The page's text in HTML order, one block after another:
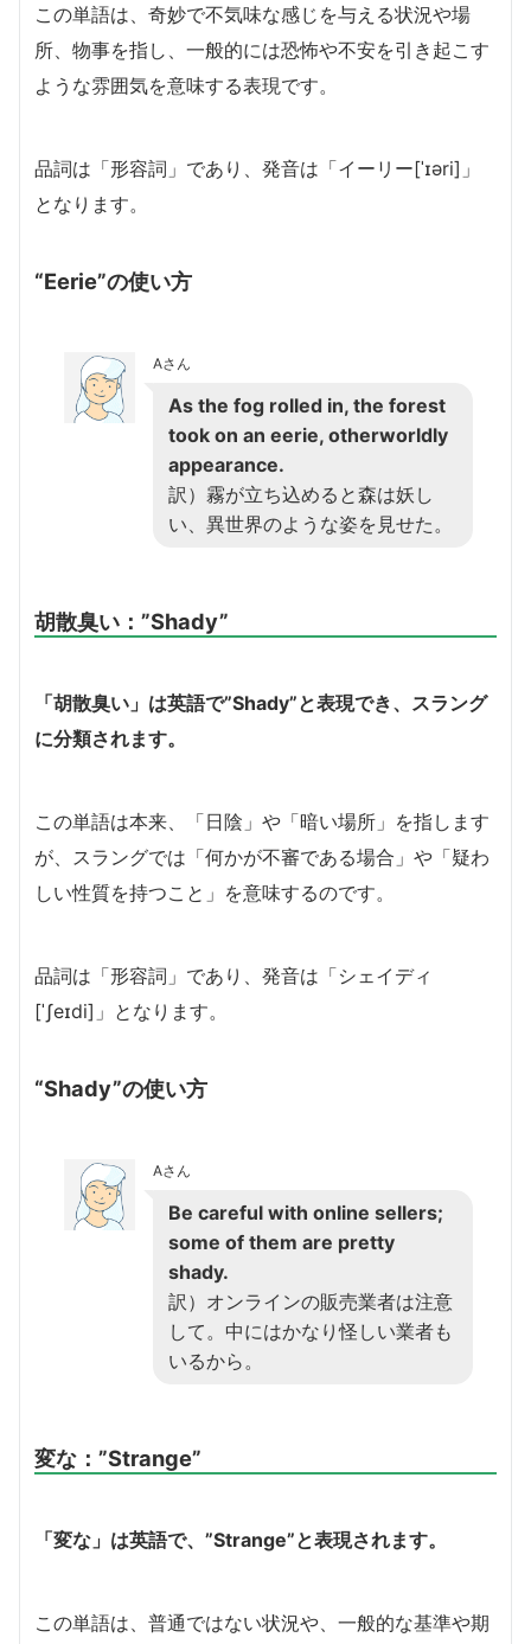
この単語は、奇妙で不気味な感じを与える状況や場
所、物事を指し、一般的には恐怖や不安を引き起こす
ような雰囲気を意味する表現です。
品詞は「形容詞」であり、発音は「イーリー[ˈɪəri]」
となります。
“Eerie”の使い方
Aさん
As the fog rolled in, the forest
took on an eerie, otherworldly
appearance.
訳）霧が立ち込めると森は妖し
い、異世界のような姿を見せた。
胡散臭い：”Shady”
「胡散臭い」は英語で”Shady”と表現でき、スラング
に分類されます。
この単語は本来、「日陰」や「暗い場所」を指します
が、スラングでは「何かが不審である場合」や「疑わ
しい性質を持つこと」を意味するのです。
品詞は「形容詞」であり、発音は「シェイディ
[ˈʃeɪdi]」となります。
“Shady”の使い方
Aさん
Be careful with online sellers;
some of them are pretty
shady.
訳）オンラインの販売業者は注意
して。中にはかなり怪しい業者も
いるから。
変な：”Strange”
「変な」は英語で、”Strange”と表現されます。
この単語は、普通ではない状況や、一般的な基準や期